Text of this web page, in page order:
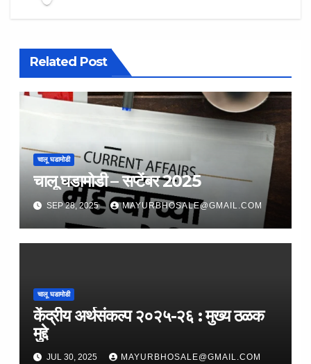
Related Post
चालू घडामोडी
चालू घडामोडी – सप्टेंबर 2025
SEP 28, 2025 MAYURBHOSALE@GMAIL.COM
चालू घडामोडी
केंद्रीय अर्थसंकल्प २०२५-२६ : मुख्य ठळक
मुद्दे
JUL 30, 2025 MAYURBHOSALE@GMAIL.COM